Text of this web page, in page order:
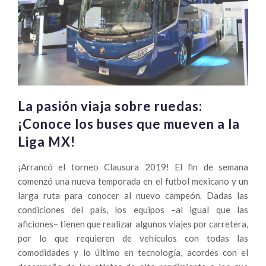
La pasión viaja sobre ruedas:
¡Conoce los buses que mueven a la
Liga MX!
¡Arrancó el torneo Clausura 2019! El fin de semana
comenzó una nueva temporada en el futbol mexicano y un
larga ruta para conocer al nuevo campeón. Dadas las
condiciones del país, los equipos –al igual que las
aficiones– tienen que realizar algunos viajes por carretera,
por lo que requieren de vehículos con todas las
comodidades y lo último en tecnología, acordes con el